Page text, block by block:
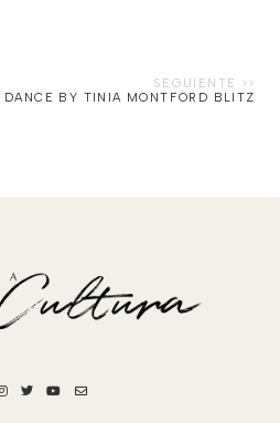
DANCE BY TINIA MONTFORD BLITZ